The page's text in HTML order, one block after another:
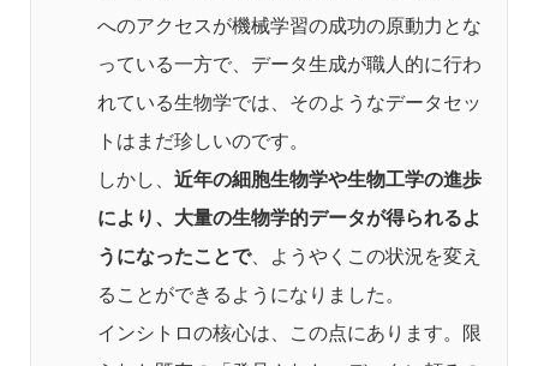
へのアクセスが機械学習の成功の原動力とな
っている一方で、データ生成が職人的に行わ
れている生物学では、そのようなデータセッ
トはまだ珍しいのです。
しかし、 近年の細胞生物学や生物工学の進歩
により、大量の生物学的データが得られるよ
うになったことで、ようやくこの状況を変え
ることができるようになりました。
インシトロの核心は、この点にあります。限